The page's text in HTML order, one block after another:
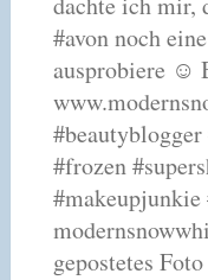
#avon noch
ausprobiere ☺
#frozen
gepostetes